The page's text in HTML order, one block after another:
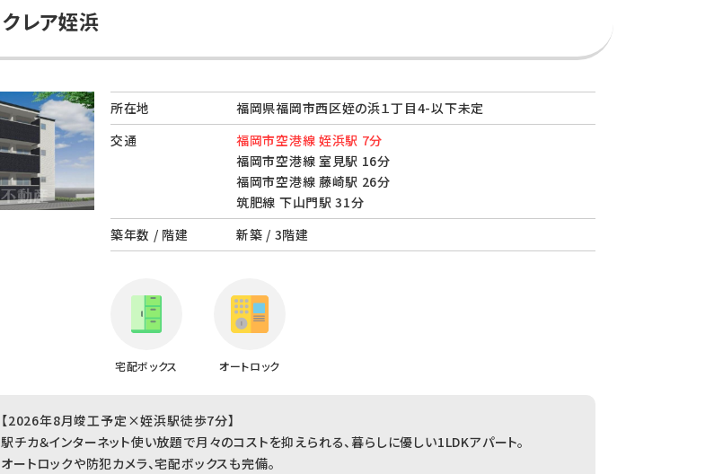
クレア姪浜
所在地
福岡県福岡市西区姪の浜１丁目4-以下未定
交通
福岡市空港線 姪浜駅 7分
福岡市空港線 室見駅 16分
福岡市空港線 藤崎駅 26分
筑肥線 下山門駅 31分
築年数 / 階建
新築 / 3階建
宅配ボックス オートロック
【2026年8月竣工予定×姪浜駅徒歩7分】
駅チカ＆インターネット使い放題で月々のコストを抑えられる、暮らしに優しい1LDKアパート。
オートロックや防犯カメラ、宅配ボックスも完備。